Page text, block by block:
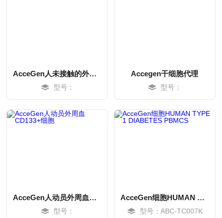
AcceGen人未接触的外周血 CD56+ NK 细胞
型号：
Accegen干细胞代理
型号：
AcceGen人动员外周血CD133+细胞
型号：
AcceGen细胞HUMAN TYPE 1 DIABETES PBMCS
型号：ABC-TC007K